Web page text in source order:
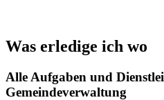
Was erledige ich wo
Alle Aufgaben und
Gemeindeverwaltung